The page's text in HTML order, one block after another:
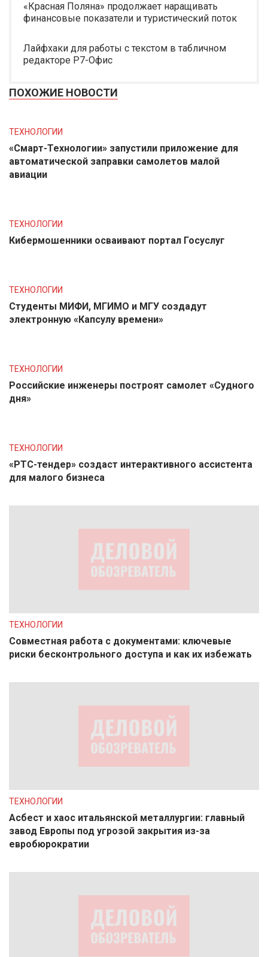
«Красная Поляна» продолжает наращивать
финансовые показатели и туристический поток
Лайфхаки для работы с текстом в табличном
редакторе Р7-Офис
ПОХОЖИЕ НОВОСТИ
ТЕХНОЛОГИИ
«Смарт-Технологии» запустили приложение для
автоматической заправки самолетов малой
авиации
ТЕХНОЛОГИИ
Кибермошенники осваивают портал Госуслуг
ТЕХНОЛОГИИ
Студенты МИФИ, МГИМО и МГУ создадут
электронную «Капсулу времени»
ТЕХНОЛОГИИ
Российские инженеры построят самолет «Судного
дня»
ТЕХНОЛОГИИ
«РТС-тендер» создаст интерактивного ассистента
для малого бизнеса
ТЕХНОЛОГИИ
Совместная работа с документами: ключевые
риски бесконтрольного доступа и как их избежать
ТЕХНОЛОГИИ
Асбест и хаос итальянской металлургии: главный
завод Европы под угрозой закрытия из-за
евробюрократии